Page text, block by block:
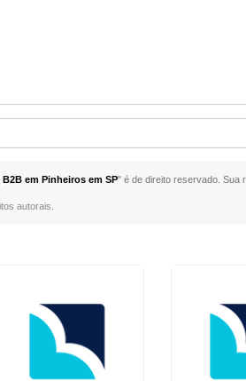
em Pinheiros em SP" é de direito reservado. Sua
autorais